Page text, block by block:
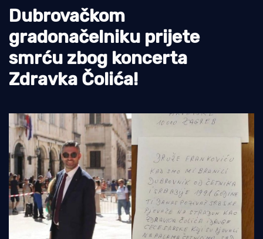
Pomorstvo
Ribolov
Ekologija
Tradicija i kultura
Dubrovačkom
gradonačelniku prijete
smrću zbog koncerta
Zdravka Čolića!